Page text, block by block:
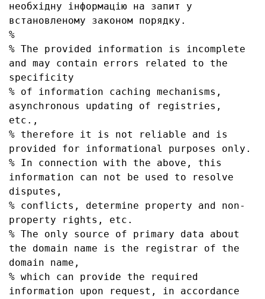
необхідну інформацію на запит у
встановленому законом порядку.
%
% The provided information is incomplete
and may contain errors related to the
specificity
% of information caching mechanisms,
asynchronous updating of registries,
etc.,
% therefore it is not reliable and is
provided for informational purposes only.
% In connection with the above, this
information can not be used to resolve
disputes,
% conflicts, determine property and non-
property rights, etc.
% The only source of primary data about
the domain name is the registrar of the
domain name,
% which can provide the required
information upon request, in accordance